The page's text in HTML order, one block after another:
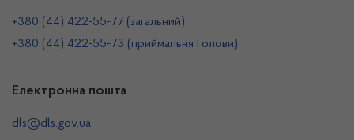
+380 (44) 422-55-77 (загальний)
+380 (44) 422-55-73 (приймальня Голови)
Електронна пошта
dls@dls.gov.ua